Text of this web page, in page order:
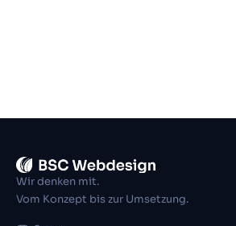
Wir denken mit.
Vom Konzept bis zur Umsetzung.